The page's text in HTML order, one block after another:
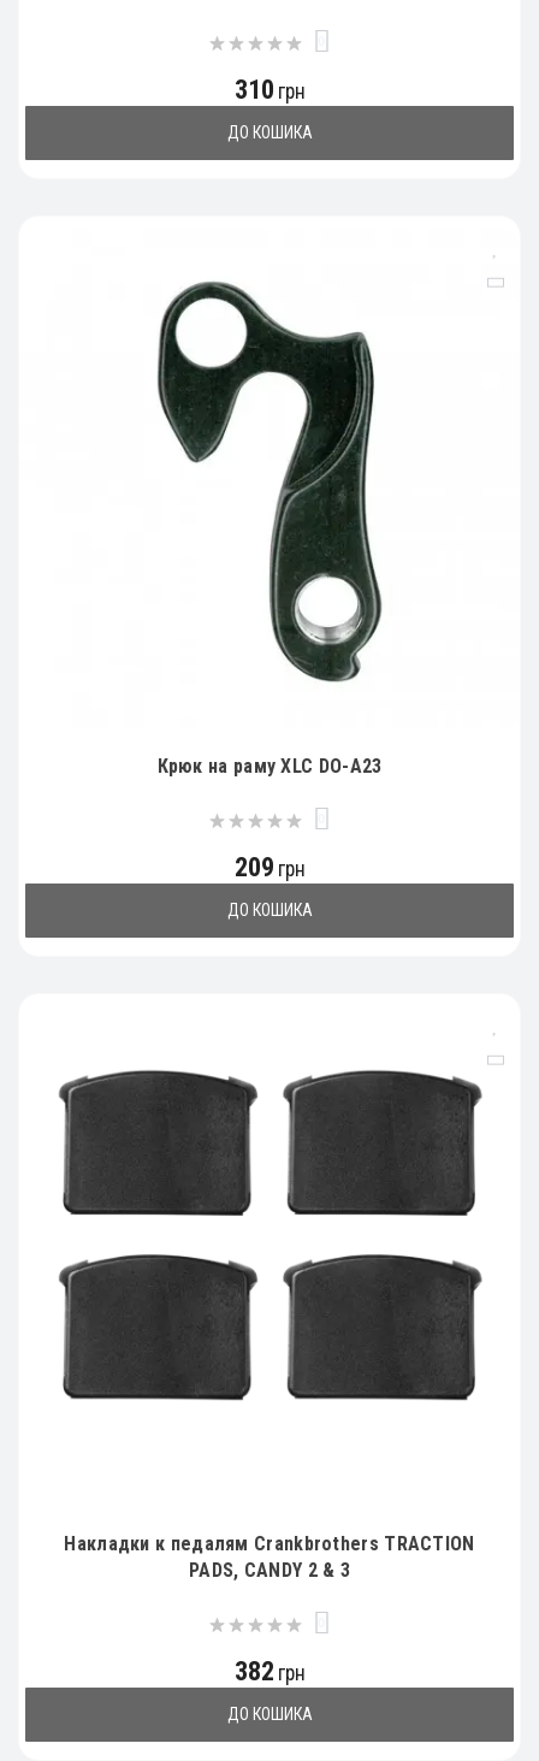
310 грн
ДО КОШИКА
Крюк на раму XLC DO-A23
209 грн
ДО КОШИКА
Накладки к педалям Crankbrothers TRACTION
PADS, CANDY 2 & 3
382 грн
ДО КОШИКА